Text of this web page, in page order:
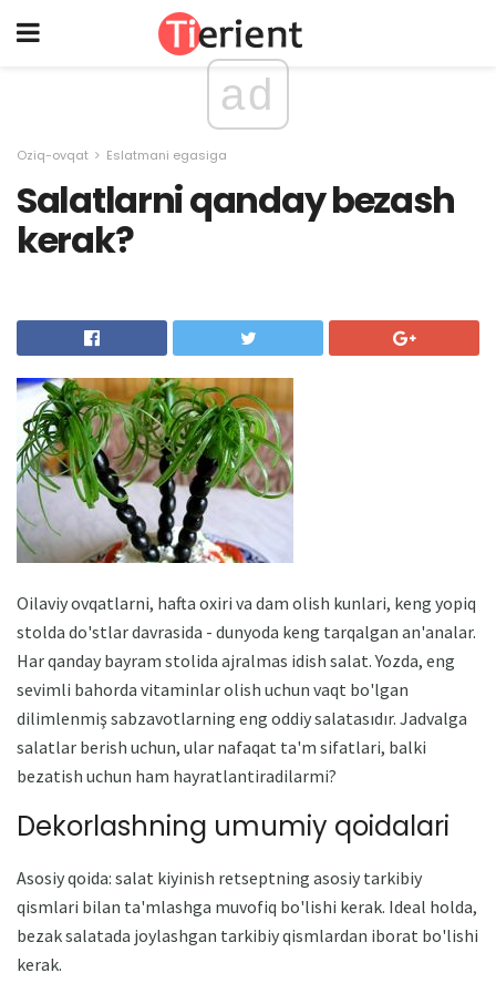
ad
Oziq-ovqat Eslatmani egasiga
Salatlarni qanday bezash
kerak?
Oilaviy ovqatlarni, hafta oxiri va dam olish kunlari, keng yopiq
stolda do'stlar davrasida - dunyoda keng tarqalgan an'analar.
Har qanday bayram stolida ajralmas idish salat. Yozda, eng
sevimli bahorda vitaminlar olish uchun vaqt bo'lgan
dilimlenmiş sabzavotlarning eng oddiy salatasıdır. Jadvalga
salatlar berish uchun, ular nafaqat ta'm sifatlari, balki
bezatish uchun ham hayratlantiradilarmi?
Dekorlashning umumiy qoidalari
Asosiy qoida: salat kiyinish retseptning asosiy tarkibiy
qismlari bilan ta'mlashga muvofiq bo'lishi kerak. Ideal holda,
bezak salatada joylashgan tarkibiy qismlardan iborat bo'lishi
kerak.